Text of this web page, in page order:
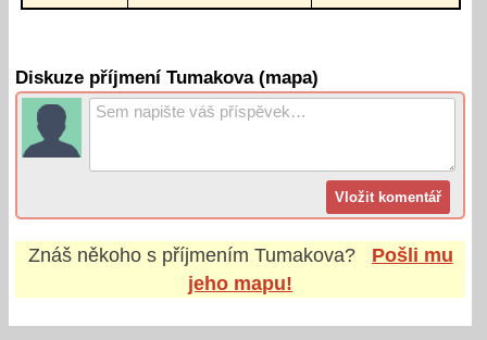
Diskuze příjmení Tumakova (mapa)
Znáš někoho s příjmením Tumakova?
Pošli mu
jeho mapu!